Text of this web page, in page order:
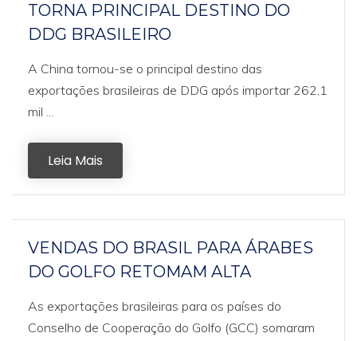
TORNA PRINCIPAL DESTINO DO
DDG BRASILEIRO
A China tornou-se o principal destino das
exportações brasileiras de DDG após importar 262,1
mil ...
Leia Mais
VENDAS DO BRASIL PARA ÁRABES
DO GOLFO RETOMAM ALTA
As exportações brasileiras para os países do
Conselho de Cooperação do Golfo (GCC) somaram